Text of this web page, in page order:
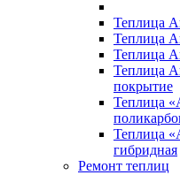
Теплица
Теплица
Теплица
Теплица
покрытие
Теплица
Теплица
гибридная
Ремонт теплиц